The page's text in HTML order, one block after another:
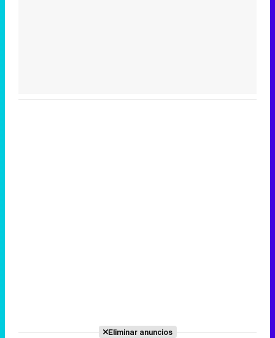
Eliminar anuncios